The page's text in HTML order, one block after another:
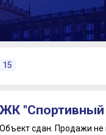
15
ЖК "Спортивный
Объект сдан. Продажи не